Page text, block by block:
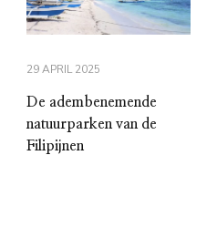
29 APRIL 2025
De adembenemende
natuurparken van de
Filipijnen